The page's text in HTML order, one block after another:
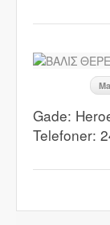
Gade:
Telefoner: